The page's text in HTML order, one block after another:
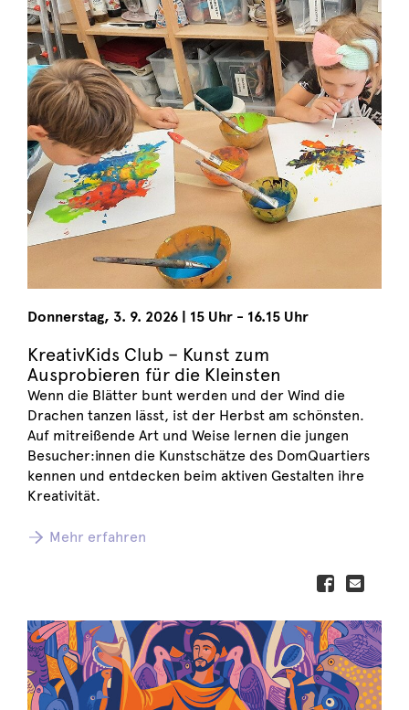
Donnerstag, 3. 9. 2026 | 15 Uhr - 16.15 Uhr
KreativKids Club – Kunst zum
Ausprobieren für die Kleinsten
Wenn die Blätter bunt werden und der Wind die
Drachen tanzen lässt, ist der Herbst am schönsten.
Auf mitreißende Art und Weise lernen die jungen
Besucher:innen die Kunstschätze des DomQuartiers
kennen und entdecken beim aktiven Gestalten ihre
Kreativität.
Mehr erfahren